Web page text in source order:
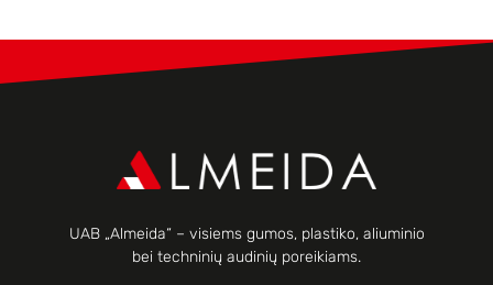
UAB „Almeida“ – visiems gumos, plastiko, aliuminio
bei techninių audinių poreikiams.